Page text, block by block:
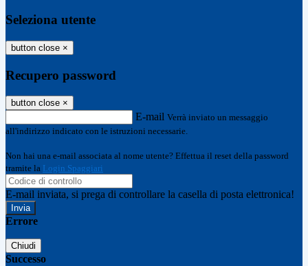
Seleziona utente
button close ×
Recupero password
button close ×
E-mail Verrà inviato un messaggio
all'indirizzo indicato con le istruzioni necessarie.
Non hai una e-mail associata al nome utente? Effettua il reset della password
tramite la Login Spaggiari
E-mail inviata, si prega di controllare la casella di posta elettronica!
Errore
Chiudi
Successo